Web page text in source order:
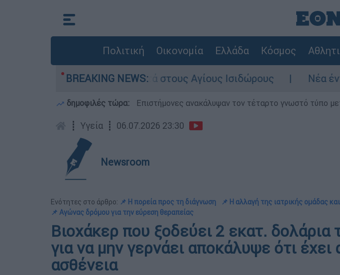
Πολιτική Οικονομία Ελλάδα Κόσμος
BREAKING NEWS:
εντοπίστηκε κοντά στους Αγίους Ισιδώρους Νέα ένταση στα
δημοφιλές τώρα: Επιστήμονες ανακάλυψαν τον τέταρτο γνωστό τύπο
┋ Υγεία ┋ 06.07.2026 23:30
Newsroom
Ενότητες στο άρθρο: 📌 Η πορεία προς τη διάγνωση
📌 Η αλλαγή της ιατρικής ομάδας
📌 Αγώνας δρόμου για την εύρεση θεραπείας
Βιοχάκερ που ξοδεύει 2 εκατ. δολάρια
για να μην γερνάει αποκάλυψε ότι έχει
ασθένεια